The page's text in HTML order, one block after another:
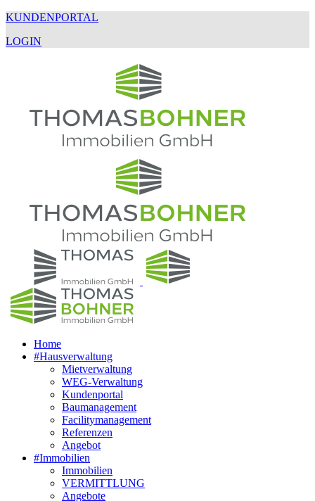
KUNDENPORTAL
LOGIN
Home
#Hausverwaltung
Mietverwaltung
WEG-Verwaltung
Kundenportal
Baumanagement
Facilitymanagement
Referenzen
Angebot
#Immobilien
Immobilien
VERMITTLUNG
Angebote